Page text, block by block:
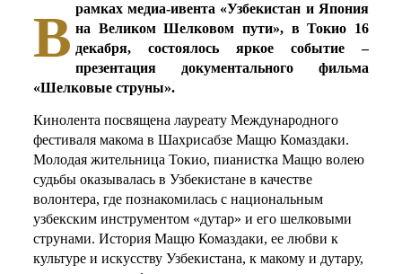
В рамках медиа-ивента «Узбекистан и Япония
на Великом Шелковом пути», в Токио 16
декабря, состоялось яркое событие –
презентация документального фильма
«Шелковые струны».
Кинолента посвящена лауреату Международного
фестиваля макома в Шахрисабзе Мащю Комаздаки.
Молодая жительница Токио, пианистка Мащю волею
судьбы оказывалась в Узбекистане в качестве
волонтера, где познакомилась с национальным
узбекским инструментом «дутар» и его шелковыми
струнами. История Мащю Комаздаки, ее любви к
культуре и искусству Узбекистана, к макому и дутару,